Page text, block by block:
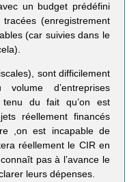
un budget prédéfini
(enregistrement
(car suivies dans le
sont difficilement
d’entreprises
du fait qu’on est
réellement financés
,on est incapable de
réellement le CIR en
pas à l’avance le
leurs dépenses.